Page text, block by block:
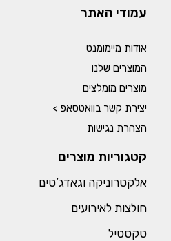
עמודי האתר
אודות מיימומנט
המוצרים שלנו
מוצרים מומלצים
יצירת קשר בוואטסאפ >
הצהרת נגישות
קטגוריות מוצרים
אלקטרוניקה וגאדג’טים
חולצות לאירועים
טקסטיל